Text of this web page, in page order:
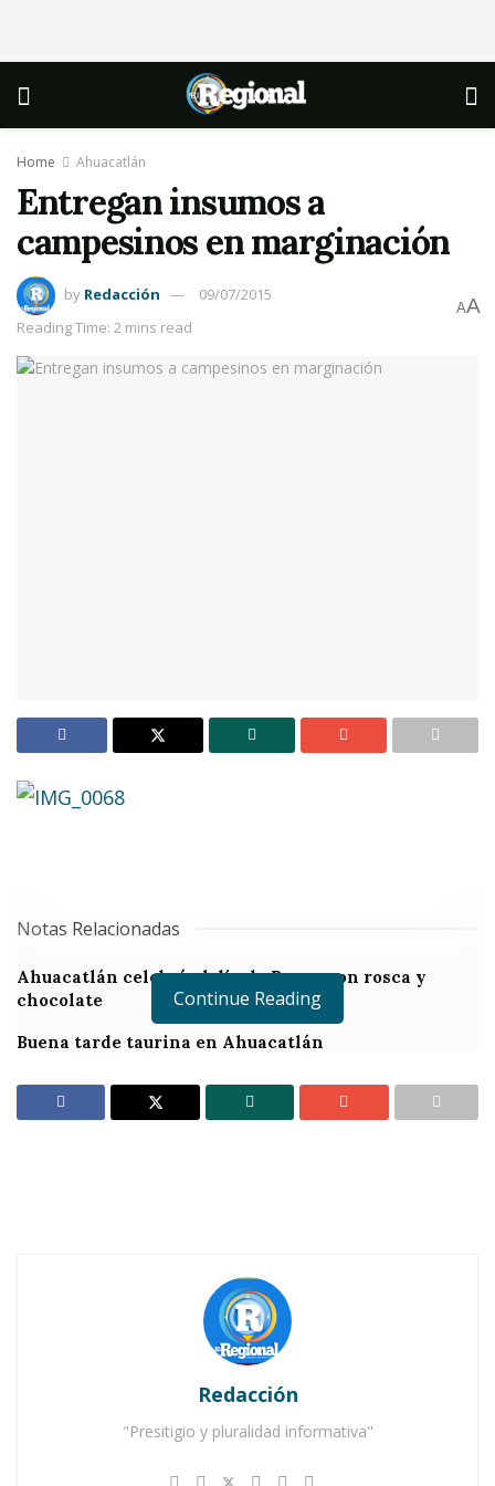
Home Ahuacatlán
Entregan insumos a
campesinos en marginación
by Redacción
09/07/2015
Reading Time: 2 mins read
AA
Notas Relacionadas
Ahuacatlán celebrá el día de Reyes con rosca y
chocolate
Buena tarde taurina en Ahuacatlán
Continue Reading
Redacción
"Presitigio y pluralidad informativa"